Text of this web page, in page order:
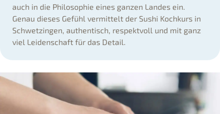
auch in die Philosophie eines ganzen Landes ein.
Genau dieses Gefühl vermittelt der Sushi Kochkurs in
Schwetzingen, authentisch, respektvoll und mit ganz
viel Leidenschaft für das Detail.